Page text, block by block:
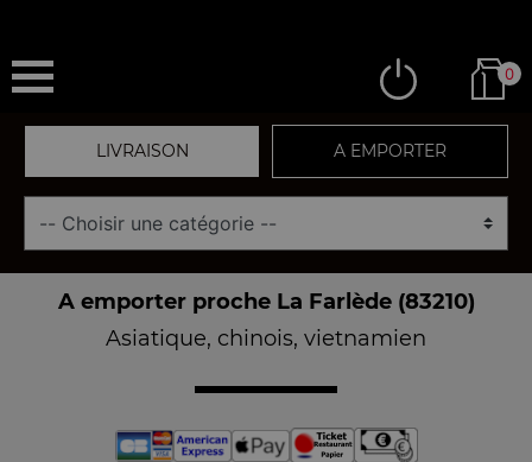
0
LIVRAISON A EMPORTER
A emporter proche La Farlède (83210)
Asiatique, chinois, vietnamien